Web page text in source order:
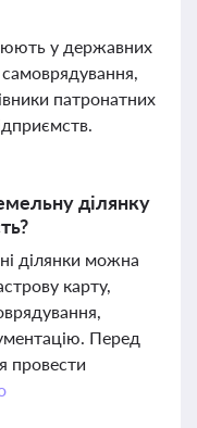
у державних
патронатних
ділянку
ділянки можна
карту,
Перед
провести